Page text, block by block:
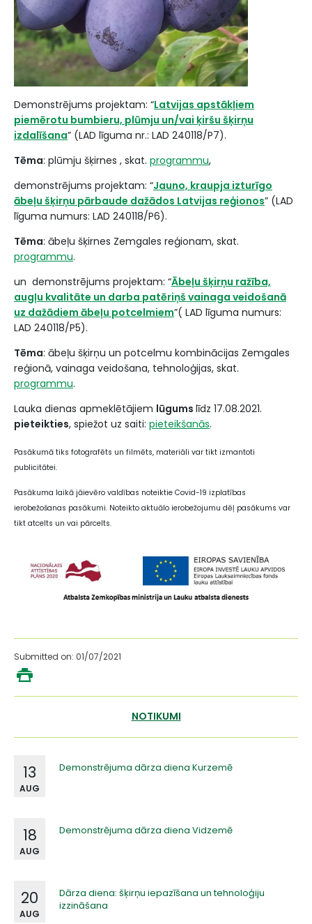
Demonstrējums projektam: “Latvijas apstākļiem
piemērotu bumbieru, plūmju un/vai ķiršu šķirņu
izdalīšana” (LAD līguma nr.: LAD 240118/P7).
Tēma: plūmju šķirnes , skat. programmu,
demonstrējums projektam: “Jauno, kraupja izturīgo
ābeļu šķirņu pārbaude dažādos Latvijas reģionos” (LAD
līguma numurs: LAD 240118/P6).
Tēma: ābeļu šķirnes Zemgales reģionam, skat.
programmu.
un demonstrējums projektam: “Ābeļu šķirņu ražība,
augļu kvalitāte un darba patēriņš vainaga veidošanā
uz dažādiem ābeļu potcelmiem”( LAD līguma numurs:
LAD 240118/P5).
Tēma: ābeļu šķirņu un potcelmu kombinācijas Zemgales
reģionā, vainaga veidošana, tehnoloģijas, skat.
programmu.
Lauka dienas apmeklētājiem lūgums līdz 17.08.2021.
pieteikties, spiežot uz saiti: pieteikšanās.
Pasākumā tiks fotografēts un filmēts, materiāli var tikt izmantoti
publicitātei.
Pasākuma laikā jāievēro valdības noteiktie Covid-19 izplatības
ierobežošanas pasākumi. Noteikto aktuālo ierobežojumu dēļ pasākums var
tikt atcelts un vai pārcelts.
Submitted on: 01/07/2021
NOTIKUMI
Demonstrējuma dārza diena Kurzemē
13
AUG
Demonstrējuma dārza diena Vidzemē
18
AUG
Dārza diena: šķirņu iepazīšana un tehnoloģiju
izzināšana
20
AUG